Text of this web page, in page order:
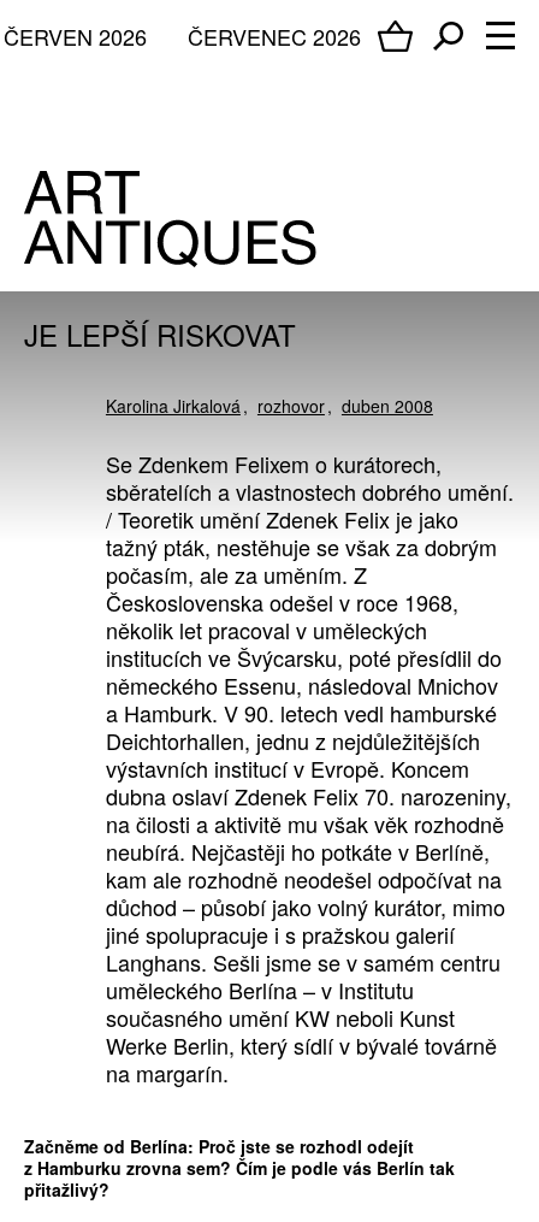
ČERVENEC 2026
ČERVEN 2026
JE LEPŠÍ RISKOVAT
Karolina Jirkalová rozhovor duben 2008
Se Zdenkem Felixem o kurátorech,
sběratelích a vlastnostech dobrého umění.
/ Teoretik umění Zdenek Felix je jako
tažný pták, nestěhuje se však za dobrým
počasím, ale za uměním. Z
Československa odešel v roce 1968,
několik let pracoval v uměleckých
institucích ve Švýcarsku, poté přesídlil do
německého Essenu, následoval Mnichov
a Hamburk. V 90. letech vedl hamburské
Deichtorhallen, jednu z nejdůležitějších
výstavních institucí v Evropě. Koncem
dubna oslaví Zdenek Felix 70. narozeniny,
na čilosti a aktivitě mu však věk rozhodně
neubírá. Nejčastěji ho potkáte v Berlíně,
kam ale rozhodně neodešel odpočívat na
důchod – působí jako volný kurátor, mimo
jiné spolupracuje i s pražskou galerií
Langhans. Sešli jsme se v samém centru
uměleckého Berlína – v Institutu
současného umění KW neboli Kunst
Werke Berlin, který sídlí v bývalé továrně
na margarín.
Začněme od Berlína: Proč jste se rozhodl odejít
z Hamburku zrovna sem? Čím je podle vás Berlín tak
přitažlivý?